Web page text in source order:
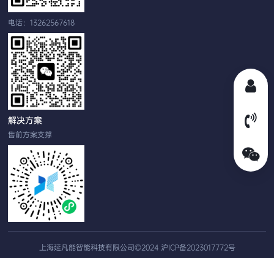
电话：13262567618
解决方案
售前方案支撑
上海延凡能智能科技有限公司©2024 沪ICP备2023017772号